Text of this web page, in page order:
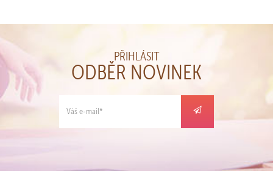
PŘIHLÁSIT
ODBĚR NOVINEK